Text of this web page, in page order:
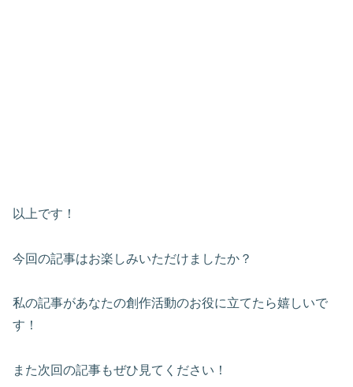
以上です！
今回の記事はお楽しみいただけましたか？
私の記事があなたの創作活動のお役に立てたら嬉しいで
す！
また次回の記事もぜひ見てください！